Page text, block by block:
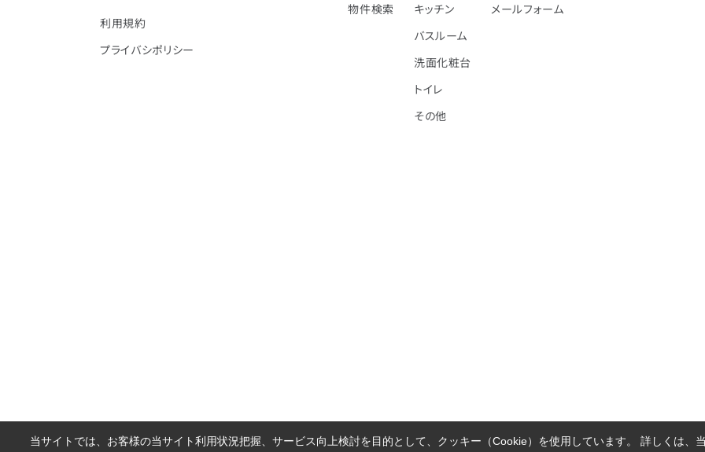
利用規約
プライバシポリシー
物件検索
キッチン
バスルーム
洗面化粧台
トイレ
その他
メールフォーム
当サイトでは、お客様の当サイト利用状況把握、サービス向上検討を目的として、クッキー（Cookie）を使用しています。 詳しくは、